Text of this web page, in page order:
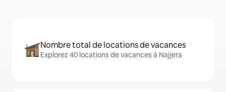
Nombre total de locations de vacances
Explorez 40 locations de vacances à Najjera